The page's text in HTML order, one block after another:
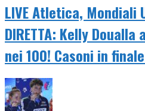
LIVE Atletica, Mondiali
DIRETTA: Kelly
nei 100! Casoni in